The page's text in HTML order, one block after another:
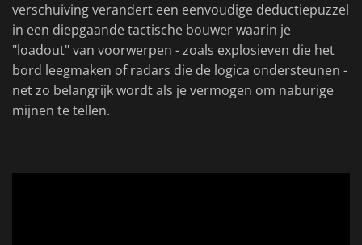
verschuiving verandert een eenvoudige deductiepuzzel
in een diepgaande tactische bouwer waarin je
"loadout" van voorwerpen - zoals explosieven die het
bord leegmaken of radars die de logica ondersteunen -
net zo belangrijk wordt als je vermogen om naburige
mijnen te tellen.